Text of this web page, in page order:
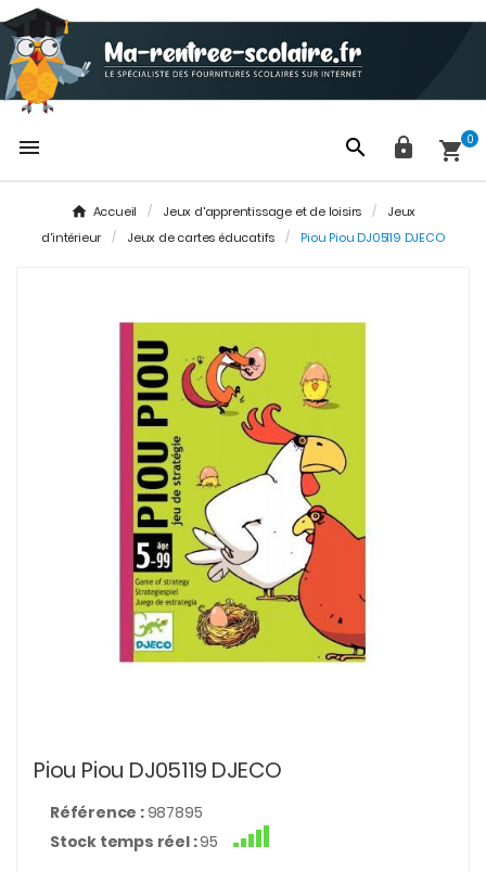
    0
Accueil Jeux d'apprentissage et de loisirs
Jeux
d'intérieur
Jeux de cartes éducatifs Piou Piou DJ05119 DJECO
Piou Piou DJ05119 DJECO
Référence :987895
Stock temps réel :95